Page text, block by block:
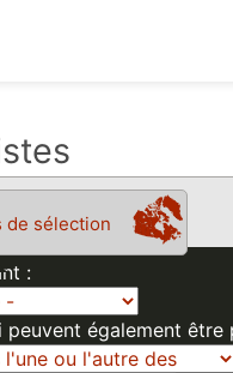
de sélection
:
peuvent également